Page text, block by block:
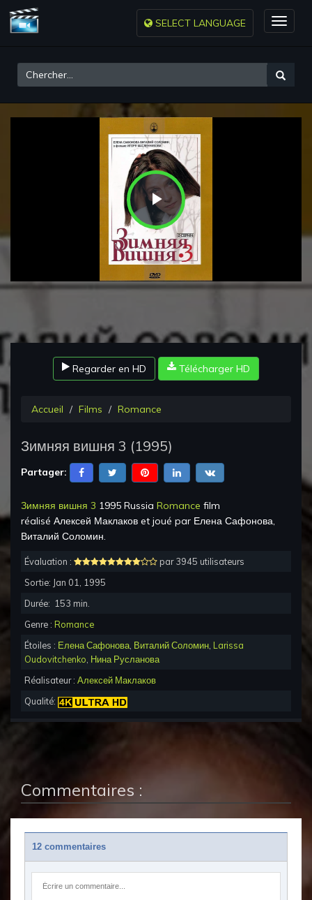
Toggle
SELECT LANGUAGE
Play
Video
Regarder en HD Télécharger HD
Accueil Films Romance
Зимняя вишня 3 (1995)
Partager:
Зимняя вишня 3 1995 Russia Romance film
réalisé Алексей Маклаков et joué par Елена Сафонова,
Виталий Соломин.
Évaluation :
par 3945 utilisateurs
Sortie: Jan 01, 1995
Durée: 153 min.
Genre : Romance
Étoiles : Елена Сафонова Виталий Соломин Larissa
Oudovitchenko Нина Русланова
Réalisateur : Алексей Маклаков
Qualité:
Commentaires :
12 commentaires